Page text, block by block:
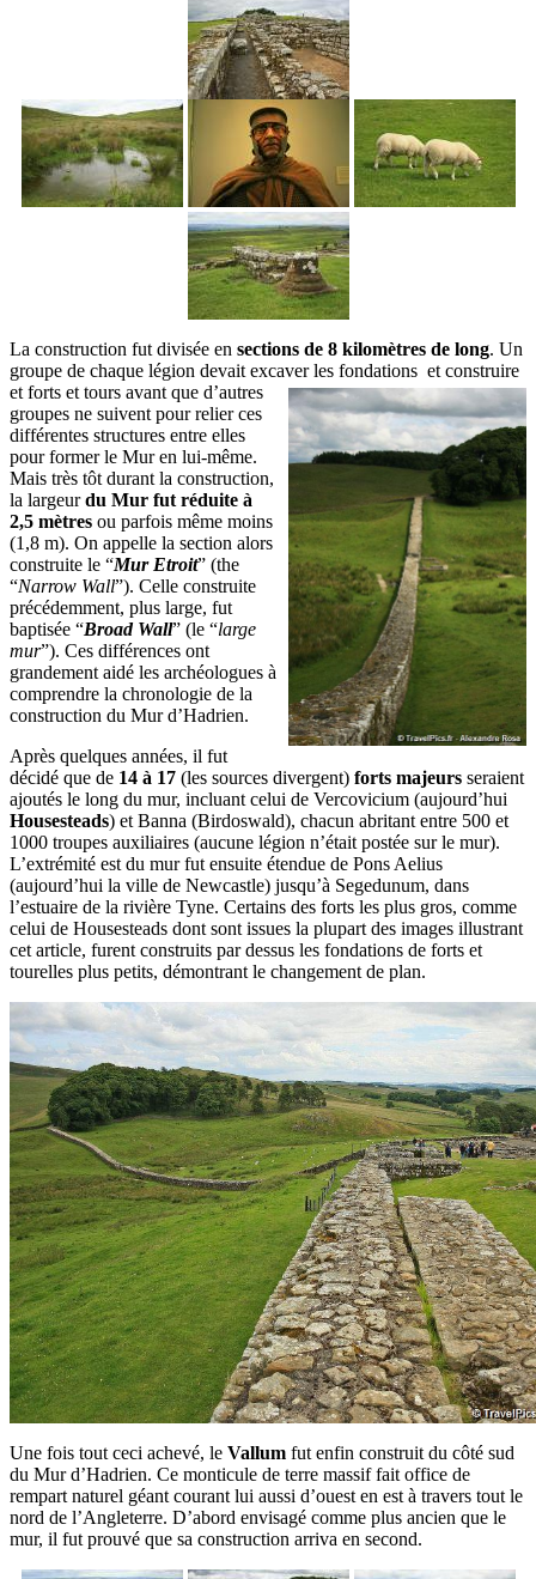
La construction fut divisée en sections de 8 kilomètres de long. Un
groupe de chaque légion devait excaver les fondations et construire
et forts et tours avant que d’autres
groupes ne suivent pour relier ces
différentes structures entre elles
pour former le Mur en lui-même.
Mais très tôt durant la construction,
la largeurdu Mur fut réduite à
2,5 mètres ou parfois même moins
(1,8 m). On appelle la section alors
construite le “Mur Etroit” (the
“Narrow Wall”). Celle construite
précédemment, plus large, fut
baptisée “Broad Wall” (le “large
mur”). Ces différences ont
grandement aidé les archéologues à
comprendre la chronologie de la
construction du Mur d’Hadrien.
Après quelques années, il fut
décidé que de 14 à 17 (les sources divergent) forts majeurs seraient
ajoutés le long du mur, incluant celui de Vercovicium (aujourd’hui
Housesteads) et Banna (Birdoswald), chacun abritant entre 500 et
1000 troupes auxiliaires (aucune légion n’était postée sur le mur).
L’extrémité est du mur fut ensuite étendue de Pons Aelius
(aujourd’hui la ville de Newcastle) jusqu’à Segedunum, dans
l’estuaire de la rivière Tyne. Certains des forts les plus gros, comme
celui de Housesteads dont sont issues la plupart des images illustrant
cet article, furent construits par dessus les fondations de forts et
tourelles plus petits, démontrant le changement de plan.
Une fois tout ceci achevé, le Vallum fut enfin construit du côté sud
du Mur d’Hadrien. Ce monticule de terre massif fait office de
rempart naturel géant courant lui aussi d’ouest en est à travers tout le
nord de l’Angleterre. D’abord envisagé comme plus ancien que le
mur, il fut prouvé que sa construction arriva en second.